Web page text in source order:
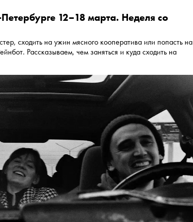
12–18 марта. Неделя со
сходить на ужин мясного кооператива или попасть на
Рассказываем, чем заняться и куда сходить на